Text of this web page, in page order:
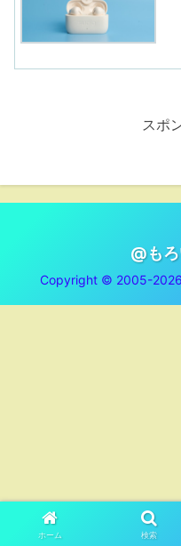
スポ
@も
Copyright © 2005-2026
ホーム 検索